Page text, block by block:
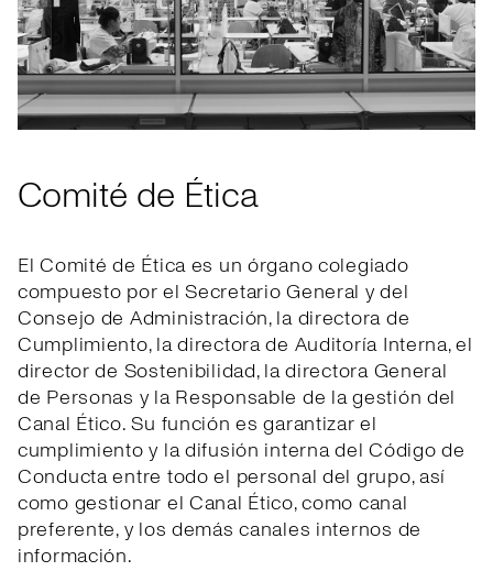
Comité de Ética
El Comité de Ética es un órgano colegiado
compuesto por el Secretario General y del
Consejo de Administración, la directora de
Cumplimiento, la directora de Auditoría Interna, el
director de Sostenibilidad, la directora General
de Personas y la Responsable de la gestión del
Canal Ético. Su función es garantizar el
cumplimiento y la difusión interna del Código de
Conducta entre todo el personal del grupo, así
como gestionar el Canal Ético, como canal
preferente, y los demás canales internos de
información.